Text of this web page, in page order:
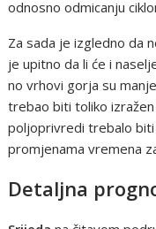
odnosno odmicanju
Za sada je izgledno da
je upitno da li će i
no vrhovi gorja su
trebao biti toliko
poljoprivredi trebalo
promjenama vremena
Detaljna